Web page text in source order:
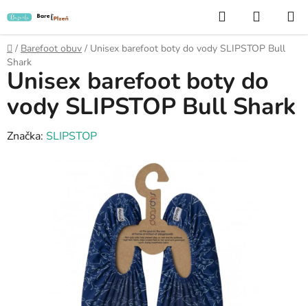
na
obsah
Hledat
KOŠÍK
Domů
/ Barefoot obuv / Unisex barefoot boty do vody SLIPSTOP Bull
Shark
Unisex barefoot boty do
vody SLIPSTOP Bull Shark
Značka: SLIPSTOP